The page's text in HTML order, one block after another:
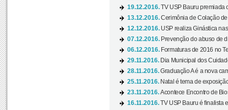
19.12.2016.TV USP Bauru premiada
13.12.2016.Cerimônia de Colação
12.12.2016. USP realiza Ginástica
07.12.2016. Prevenção do abuso de
06.12.2016. Formaturas de 2016 no
29.11.2016. Dia Municipal dos
28.11.2016.Graduação A é a nova
25.11.2016. Natal é tema de
23.11.2016.Acontece Encontro de
16.11.2016.TV USP Bauru é finalista